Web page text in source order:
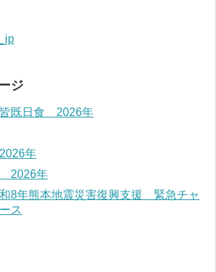
ジ
既日食 2026年
年
2026年
和8年熊本地震災害復興支援 緊急チャ
ス